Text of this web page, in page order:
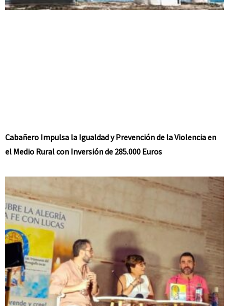
Cabañero Impulsa la Igualdad y Prevención de la Violencia en
el Medio Rural con Inversión de 285.000 Euros